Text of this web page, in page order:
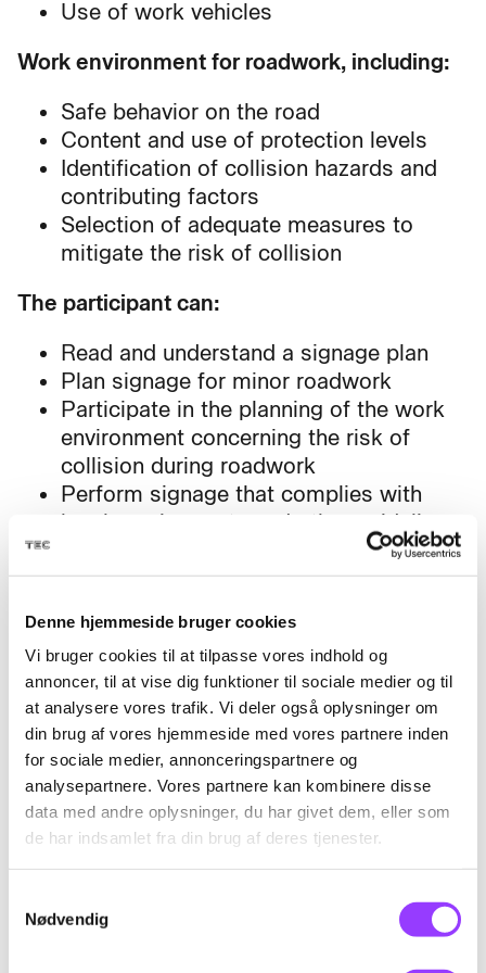
Denne hjemmeside bruger cookies
Vi bruger cookies til at tilpasse vores indhold og
annoncer, til at vise dig funktioner til sociale medier og til
at analysere vores trafik. Vi deler også oplysninger om
din brug af vores hjemmeside med vores partnere inden
for sociale medier, annonceringspartnere og
analysepartnere. Vores partnere kan kombinere disse
data med andre oplysninger, du har givet dem, eller som
de har indsamlet fra din brug af deres tjenester.
Nødvendig
Use of work vehicles
Work environment for roadwork, including:
Safe behavior on the road
Content and use of protection levels
Identification of collision hazards and
contributing factors
Selection of adequate measures to
mitigate the risk of collision
The participant can:
Read and understand a signage plan
Plan signage for minor roadwork
Participate in the planning of the work
environment concerning the risk of
collision during roadwork
Perform signage that complies with
legal requirements and other guidelines,
Set up and take down signage
road users
Place traffic signs and other
signage in compliance with legal
requirements
Ensure that roadwork can be
carried out in a safe and health-
conscious manner in relation to the
risk of collision and contribute to